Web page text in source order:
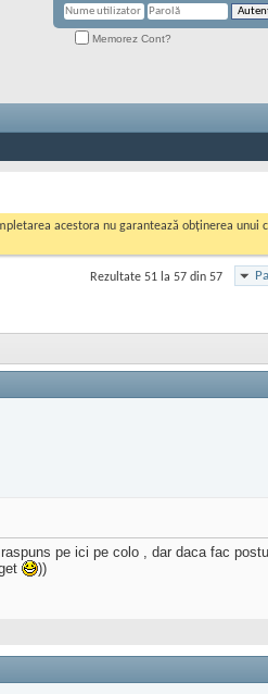
Memorez Cont?
acestora nu garantează obținerea unui
Rezultate 51 la 57 din 57
pe ici pe colo , dar daca fac
))